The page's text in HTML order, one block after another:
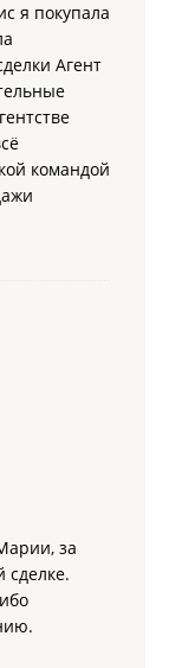
я покупала
Агент
командой
за